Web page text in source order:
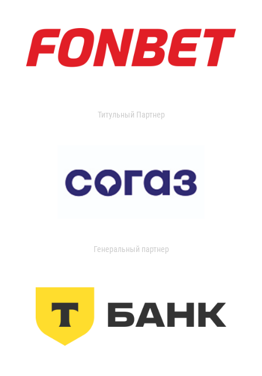
Титульный Партнер
Генеральный партнер